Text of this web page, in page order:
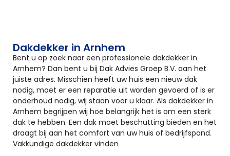
Dakdekker in Arnhem
Bent u op zoek naar een professionele dakdekker in
Arnhem? Dan bent u bij Dak Advies Groep B.V. aan het
juiste adres. Misschien heeft uw huis een nieuw dak
nodig, moet er een reparatie uit worden gevoerd of is er
onderhoud nodig, wij staan voor u klaar. Als dakdekker in
Arnhem begrijpen wij hoe belangrijk het is om een sterk
dak te hebben. Een dak moet beschutting bieden en het
draagt bij aan het comfort van uw huis of bedrijfspand.
Vakkundige dakdekker vinden